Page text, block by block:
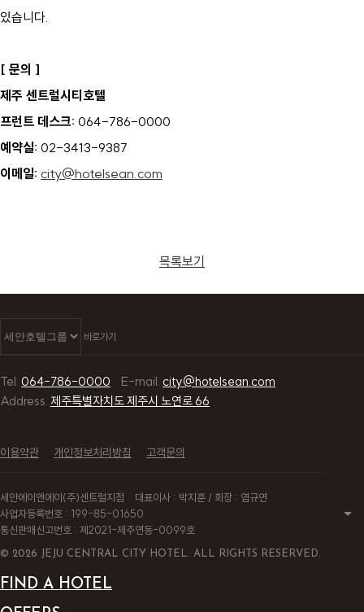
있습니다.
[ 문의 ]
제주 센트럴시티호텔
프런트 데스크: 064-786-0000
예약실: 02-3413-9387
이메일: city@hotelsean.com
목록보기
바로가기
Tel. 064-786-0000 E-mail. city@hotelsean.com
Address. 제주특별자치도 제주시 노연로 66
이용약관 개인정보처리방침 고객문의
세안에이앤에이(주)센트럴지점
대표이사 : 박지훈 / 회장 : 염규연
사업자등록번호 : 199-85-01650
통신판매신고번호 : 제2021-제주연동-0099호
© 2026 JEJU CENTRAL CITY HOTEL. ALL RIGHTS RESERVED.
FIND A HOTEL